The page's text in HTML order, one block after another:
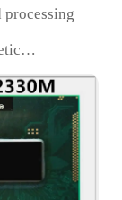
processing